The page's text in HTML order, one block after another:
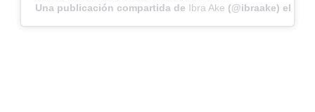
Una publicación compartida de Ibra Ake (@ibraake) el